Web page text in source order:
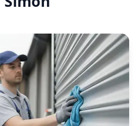
rideau métallique
Simon
En savoir plus